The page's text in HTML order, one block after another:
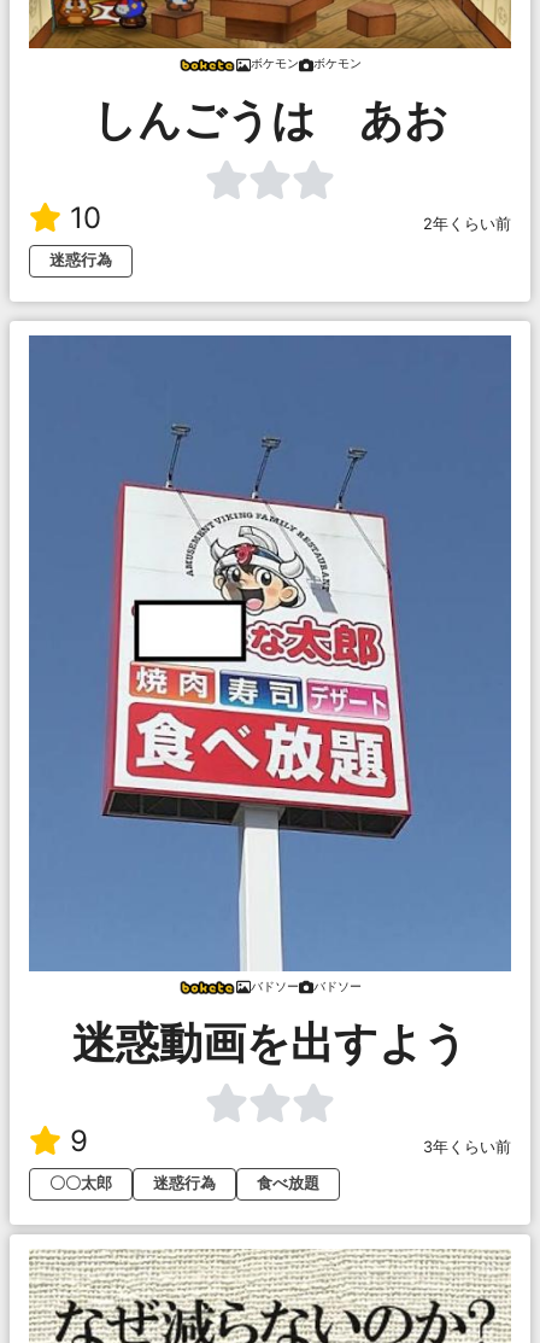
ボケモン ボケモン
しんごうは あお
10
2年くらい前
迷惑行為
バドソー バドソー
迷惑動画を出すよう
9
3年くらい前
〇〇太郎
迷惑行為 食べ放題